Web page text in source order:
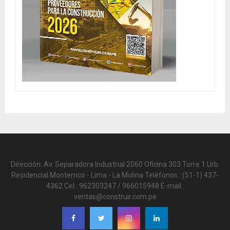
Dirección: Av. Separadora Industrial 2060 Oficina 303 Torre 1 Urb.
Residencial Monterrico - Lima - La Molina Teléfonos.: (51-1) 437-
4362 Cel.: 962303247 / 966015948 E-mail.:
ventas@construir.com.pe